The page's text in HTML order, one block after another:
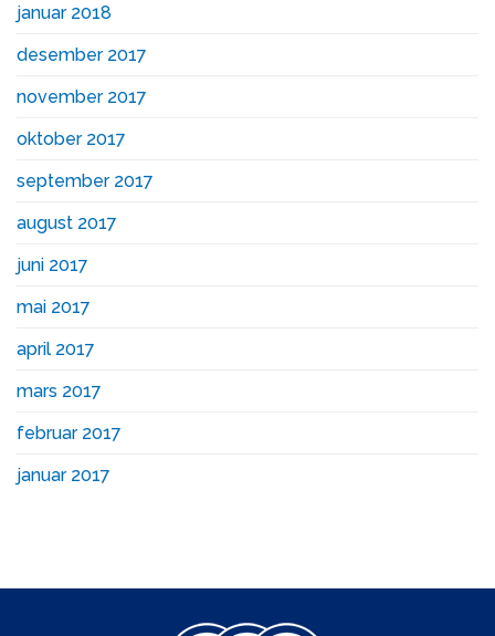
januar 2018
desember 2017
november 2017
oktober 2017
september 2017
august 2017
juni 2017
mai 2017
april 2017
mars 2017
februar 2017
januar 2017